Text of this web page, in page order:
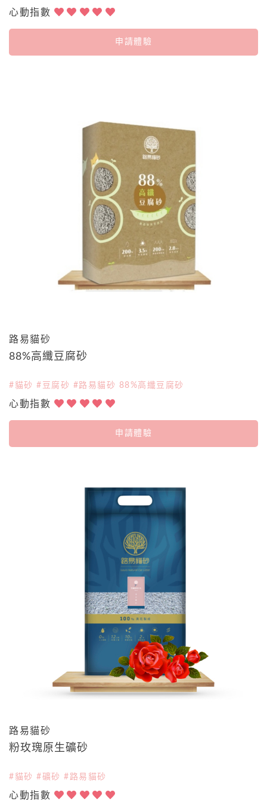
心動指數
申請體驗
路易貓砂
88%高纖豆腐砂
#貓砂 #豆腐砂 #路易貓砂 88%高纖豆腐砂
心動指數
申請體驗
路易貓砂
粉玫瑰原生礦砂
#貓砂 #礦砂 #路易貓砂
心動指數